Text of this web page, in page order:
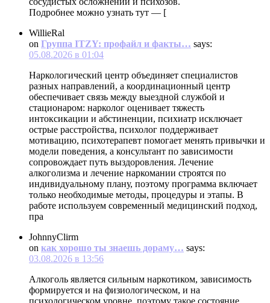
Подробнее можно узнать тут — [
WillieRal
on Группа ITZY: профайл и факты… says:
05.08.2026 в 01:04
Наркологический центр объединяет специалистов
разных направлений, а координационный центр
обеспечивает связь между выездной службой и
стационаром: нарколог оценивает тяжесть
интоксикации и абстиненции, психиатр исключает
острые расстройства, психолог поддерживает
мотивацию, психотерапевт помогает менять привычки и
модели поведения, а консультант по зависимости
сопровождает путь выздоровления. Лечение
алкоголизма и лечение наркомании строятся по
индивидуальному плану, поэтому программа включает
только необходимые методы, процедуры и этапы. В
работе используем современный медицинский подход,
пра
JohnnyClirm
on как хорошо ты знаешь дораму… says:
03.08.2026 в 13:56
Алкоголь является сильным наркотиком, зависимость
формируется и на физиологическом, и на